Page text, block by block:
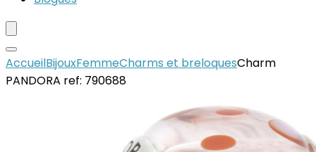
AccueilBijouxFemmeCharms et breloquesCharm
PANDORA ref: 790688